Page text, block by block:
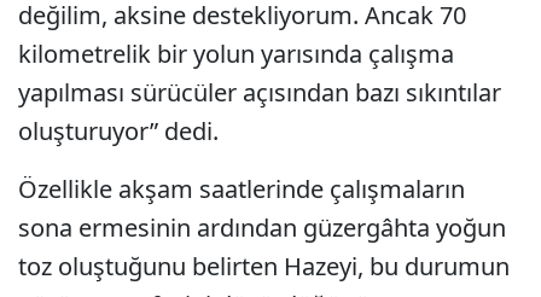
değilim, aksine destekliyorum. Ancak 70
kilometrelik bir yolun yarısında çalışma
yapılması sürücüler açısından bazı sıkıntılar
oluşturuyor” dedi.
Özellikle akşam saatlerinde çalışmaların
sona ermesinin ardından güzergâhta yoğun
toz oluştuğunu belirten Hazeyi, bu durumun